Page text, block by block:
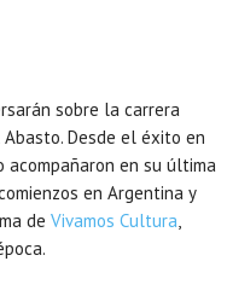
sobre la carrera
Desde el éxito en
en su última
en Argentina y
de Vivamos Cultura